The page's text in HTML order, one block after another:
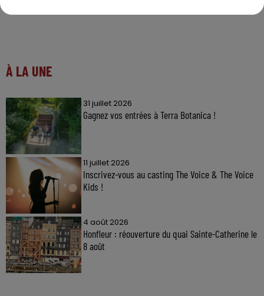
À LA UNE
31 juillet 2026
Gagnez vos entrées à Terra Botanica !
11 juillet 2026
Inscrivez-vous au casting The Voice & The Voice
Kids !
4 août 2026
Honfleur : réouverture du quai Sainte-Catherine le
8 août